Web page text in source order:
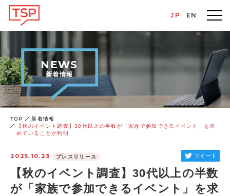
JP EN
NEWS
新着情報
TOP
新着情報
【秋のイベント調査】30代以上の半数が「家族で参加できるイベント」を求
めていることが判明
2025.10.23 プレスリリース
【秋のイベント調査】30代以上の半数
が「家族で参加できるイベント」を求
ツイート